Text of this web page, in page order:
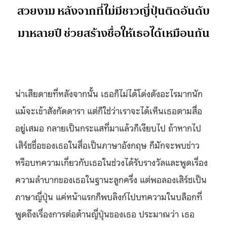
สวยงาม หลังจากที่ไม่มีชาวญี่ปุ่นติดอันดับ
มาหลายปี ช่วยสร้างชื่อให้เธอได้เหมือนกัน
น่าเสียดายที่หลังจากนั้น เธอก็ไม่ได้โด่งดังอะไรมากนัก
แม้จะเข้าสังกัดดารา แต่ก็ใช่ว่าเราจะได้เห็นเธอตามสื่อ
อยู่เสมอ กลายเป็นกระแสที่มาแล้วก็เงียบไป ถ้าหากไป
เสิร์ชชื่อของเธอในสื่อเป็นภาษาอังกฤษ ก็มักจะพบข่าว
หรือบทความเกี่ยวกับเธอในช่วงได้รับรางวัลและพูดเรื่อง
ความลำบากของเธอในฐานะลูกครึ่ง แต่พอลองเสิร์ชเป็น
ภาษาญี่ปุ่น แค่หน้าแรกก็พบลิงก์ไปบทความในบล็อกที่
พูดถึงเรื่องการต่อต้านญี่ปุ่นของเธอ ประมาณว่า เธอ